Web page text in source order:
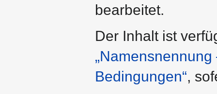
bearbeitet.
Der Inhalt ist
Bedingungen“,